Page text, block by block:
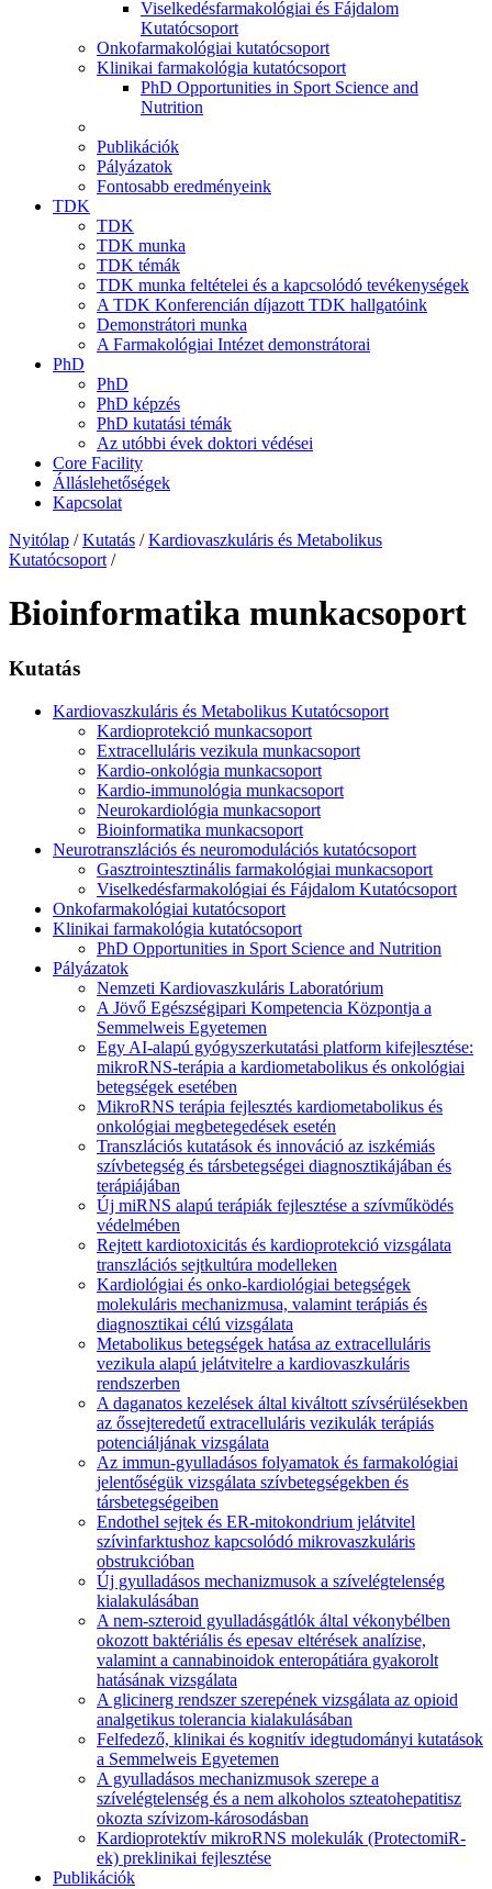
Viselkedésfarmakológiai és Fájdalom
Kutatócsoport
Onkofarmakológiai kutatócsoport
Klinikai farmakológia kutatócsoport
PhD Opportunities in Sport Science and
Nutrition
Publikációk
Pályázatok
Fontosabb eredményeink
TDK
TDK
TDK munka
TDK témák
TDK munka feltételei és a kapcsolódó tevékenységek
A TDK Konferencián díjazott TDK hallgatóink
Demonstrátori munka
A Farmakológiai Intézet demonstrátorai
PhD
PhD
PhD képzés
PhD kutatási témák
Az utóbbi évek doktori védései
Core Facility
Álláslehetőségek
Kapcsolat
Nyitólap / Kutatás / Kardiovaszkuláris és Metabolikus
Kutatócsoport /
Bioinformatika munkacsoport
Kutatás
Kardiovaszkuláris és Metabolikus Kutatócsoport
Kardioprotekció munkacsoport
Extracelluláris vezikula munkacsoport
Kardio-onkológia munkacsoport
Kardio-immunológia munkacsoport
Neurokardiológia munkacsoport
Bioinformatika munkacsoport
Neurotranszlációs és neuromodulációs kutatócsoport
Gasztrointesztinális farmakológiai munkacsoport
Viselkedésfarmakológiai és Fájdalom Kutatócsoport
Onkofarmakológiai kutatócsoport
Klinikai farmakológia kutatócsoport
PhD Opportunities in Sport Science and Nutrition
Pályázatok
Nemzeti Kardiovaszkuláris Laboratórium
A Jövő Egészségipari Kompetencia Központja a
Semmelweis Egyetemen
Egy AI-alapú gyógyszerkutatási platform kifejlesztése:
mikroRNS-terápia a kardiometabolikus és onkológiai
betegségek esetében
MikroRNS terápia fejlesztés kardiometabolikus és
onkológiai megbetegedések esetén
Transzlációs kutatások és innováció az iszkémiás
szívbetegség és társbetegségei diagnosztikájában és
terápiájában
Új miRNS alapú terápiák fejlesztése a szívműködés
védelmében
Rejtett kardiotoxicitás és kardioprotekció vizsgálata
transzlációs sejtkultúra modelleken
Kardiológiai és onko-kardiológiai betegségek
molekuláris mechanizmusa, valamint terápiás és
diagnosztikai célú vizsgálata
Metabolikus betegségek hatása az extracelluláris
vezikula alapú jelátvitelre a kardiovaszkuláris
rendszerben
A daganatos kezelések által kiváltott szívsérülésekben
az őssejteredetű extracelluláris vezikulák terápiás
potenciáljának vizsgálata
Az immun-gyulladásos folyamatok és farmakológiai
jelentőségük vizsgálata szívbetegségekben és
társbetegségeiben
Endothel sejtek és ER-mitokondrium jelátvitel
szívinfarktushoz kapcsolódó mikrovaszkuláris
obstrukcióban
Új gyulladásos mechanizmusok a szívelégtelenség
kialakulásában
A nem-szteroid gyulladásgátlók által vékonybélben
okozott baktériális és epesav eltérések analízise,
valamint a cannabinoidok enteropátiára gyakorolt
hatásának vizsgálata
A glicinerg rendszer szerepének vizsgálata az opioid
analgetikus tolerancia kialakulásában
Felfedező, klinikai és kognitív idegtudományi kutatások
a Semmelweis Egyetemen
A gyulladásos mechanizmusok szerepe a
szívelégtelenség és a nem alkoholos szteatohepatitisz
okozta szívizom-károsodásban
Kardioprotektív mikroRNS molekulák (ProtectomiR-
ek) preklinikai fejlesztése
Publikációk